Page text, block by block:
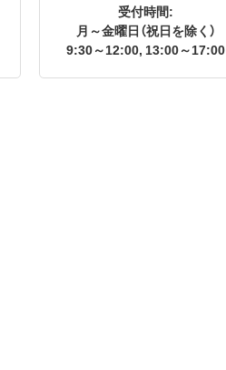
受付時間:
月～金曜日（祝日を除く）
9:30～12:00, 13:00～17:00